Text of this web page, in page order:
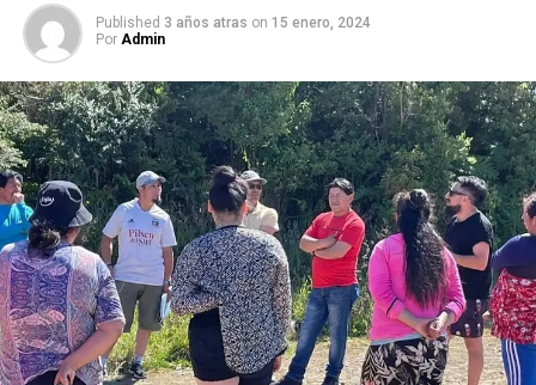
Published 3 años atras on 15 enero, 2024
Por Admin